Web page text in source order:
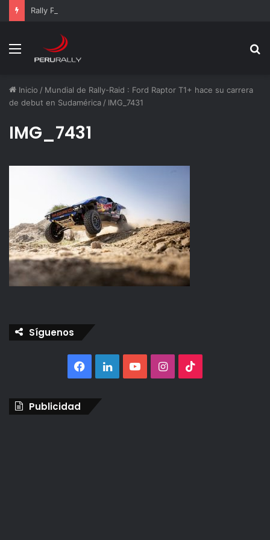
Rally Pisco 2026: todo listo para la gran final del RallyACP
Menú
Inicio / Mundial de Rally-Raid : Ford Raptor T1+ hace su carrera
de debut en Sudamérica / IMG_7431
IMG_7431
Síguenos
Facebook
LinkedInYouTubeInstagram
Publicidad